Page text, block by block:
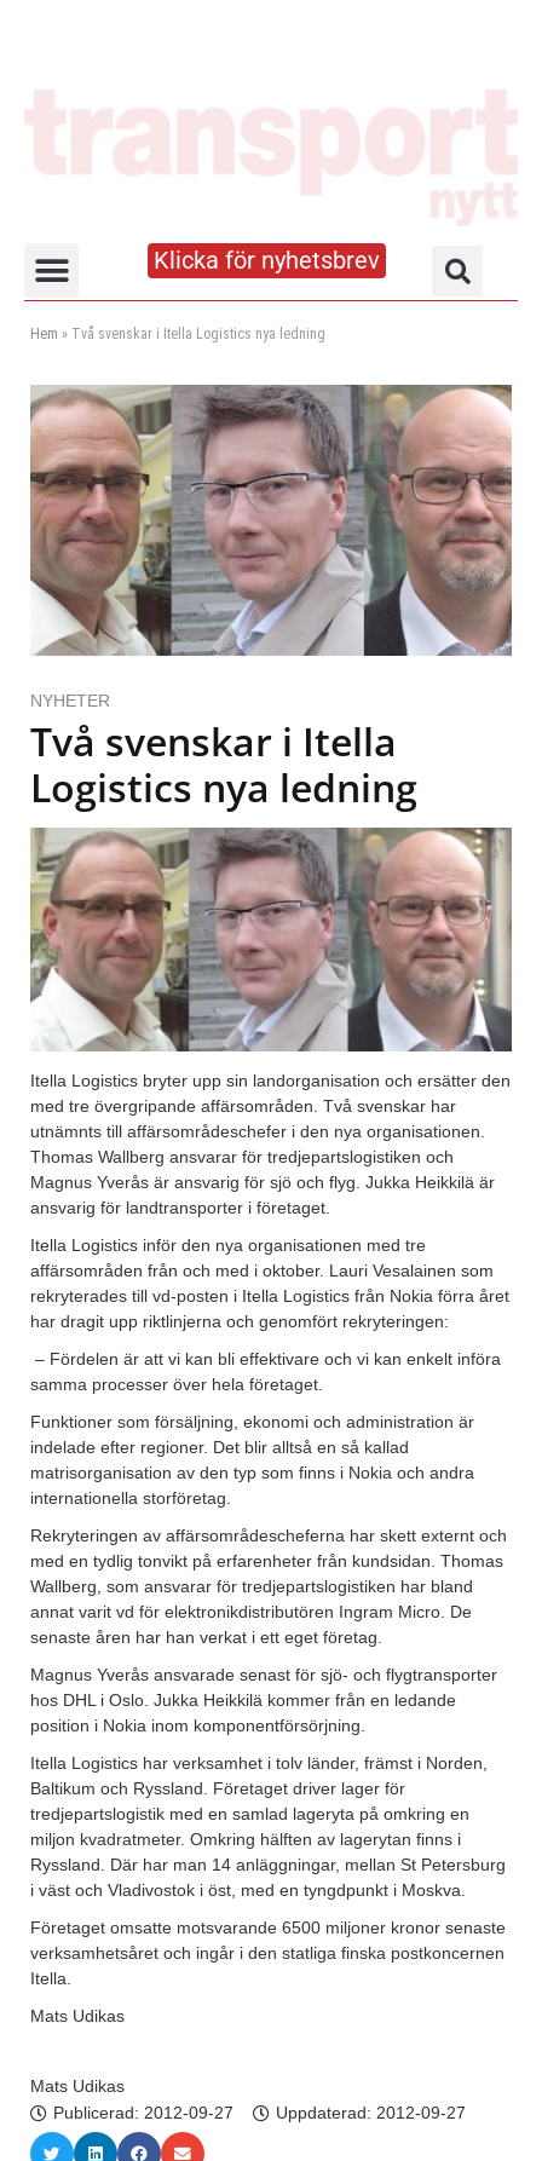
Klicka för nyhetsbrev
Hem » Två svenskar i Itella Logistics nya ledning
NYHETER
Två svenskar i Itella
Logistics nya ledning
Itella Logistics bryter upp sin landorganisation och ersätter den
med tre övergripande affärsområden. Två svenskar har
utnämnts till affärsområdeschefer i den nya organisationen.
Thomas Wallberg ansvarar för tredjepartslogistiken och
Magnus Yverås är ansvarig för sjö och flyg. Jukka Heikkilä är
ansvarig för landtransporter i företaget.
Itella Logistics inför den nya organisationen med tre
affärsområden från och med i oktober. Lauri Vesalainen som
rekryterades till vd-posten i Itella Logistics från Nokia förra året
har dragit upp riktlinjerna och genomfört rekryteringen:
– Fördelen är att vi kan bli effektivare och vi kan enkelt införa
samma processer över hela företaget.
Funktioner som försäljning, ekonomi och administration är
indelade efter regioner. Det blir alltså en så kallad
matrisorganisation av den typ som finns i Nokia och andra
internationella storföretag.
Rekryteringen av affärsområdescheferna har skett externt och
med en tydlig tonvikt på erfarenheter från kundsidan. Thomas
Wallberg, som ansvarar för tredjepartslogistiken har bland
annat varit vd för elektronikdistributören Ingram Micro. De
senaste åren har han verkat i ett eget företag.
Magnus Yverås ansvarade senast för sjö- och flygtransporter
hos DHL i Oslo. Jukka Heikkilä kommer från en ledande
position i Nokia inom komponentförsörjning.
Itella Logistics har verksamhet i tolv länder, främst i Norden,
Baltikum och Ryssland. Företaget driver lager för
tredjepartslogistik med en samlad lageryta på omkring en
miljon kvadratmeter. Omkring hälften av lagerytan finns i
Ryssland. Där har man 14 anläggningar, mellan St Petersburg
i väst och Vladivostok i öst, med en tyngdpunkt i Moskva.
Företaget omsatte motsvarande 6500 miljoner kronor senaste
verksamhetsåret och ingår i den statliga finska postkoncernen
Itella.
Mats Udikas
Mats Udikas
Publicerad: 2012-09-27 Uppdaterad: 2012-09-27